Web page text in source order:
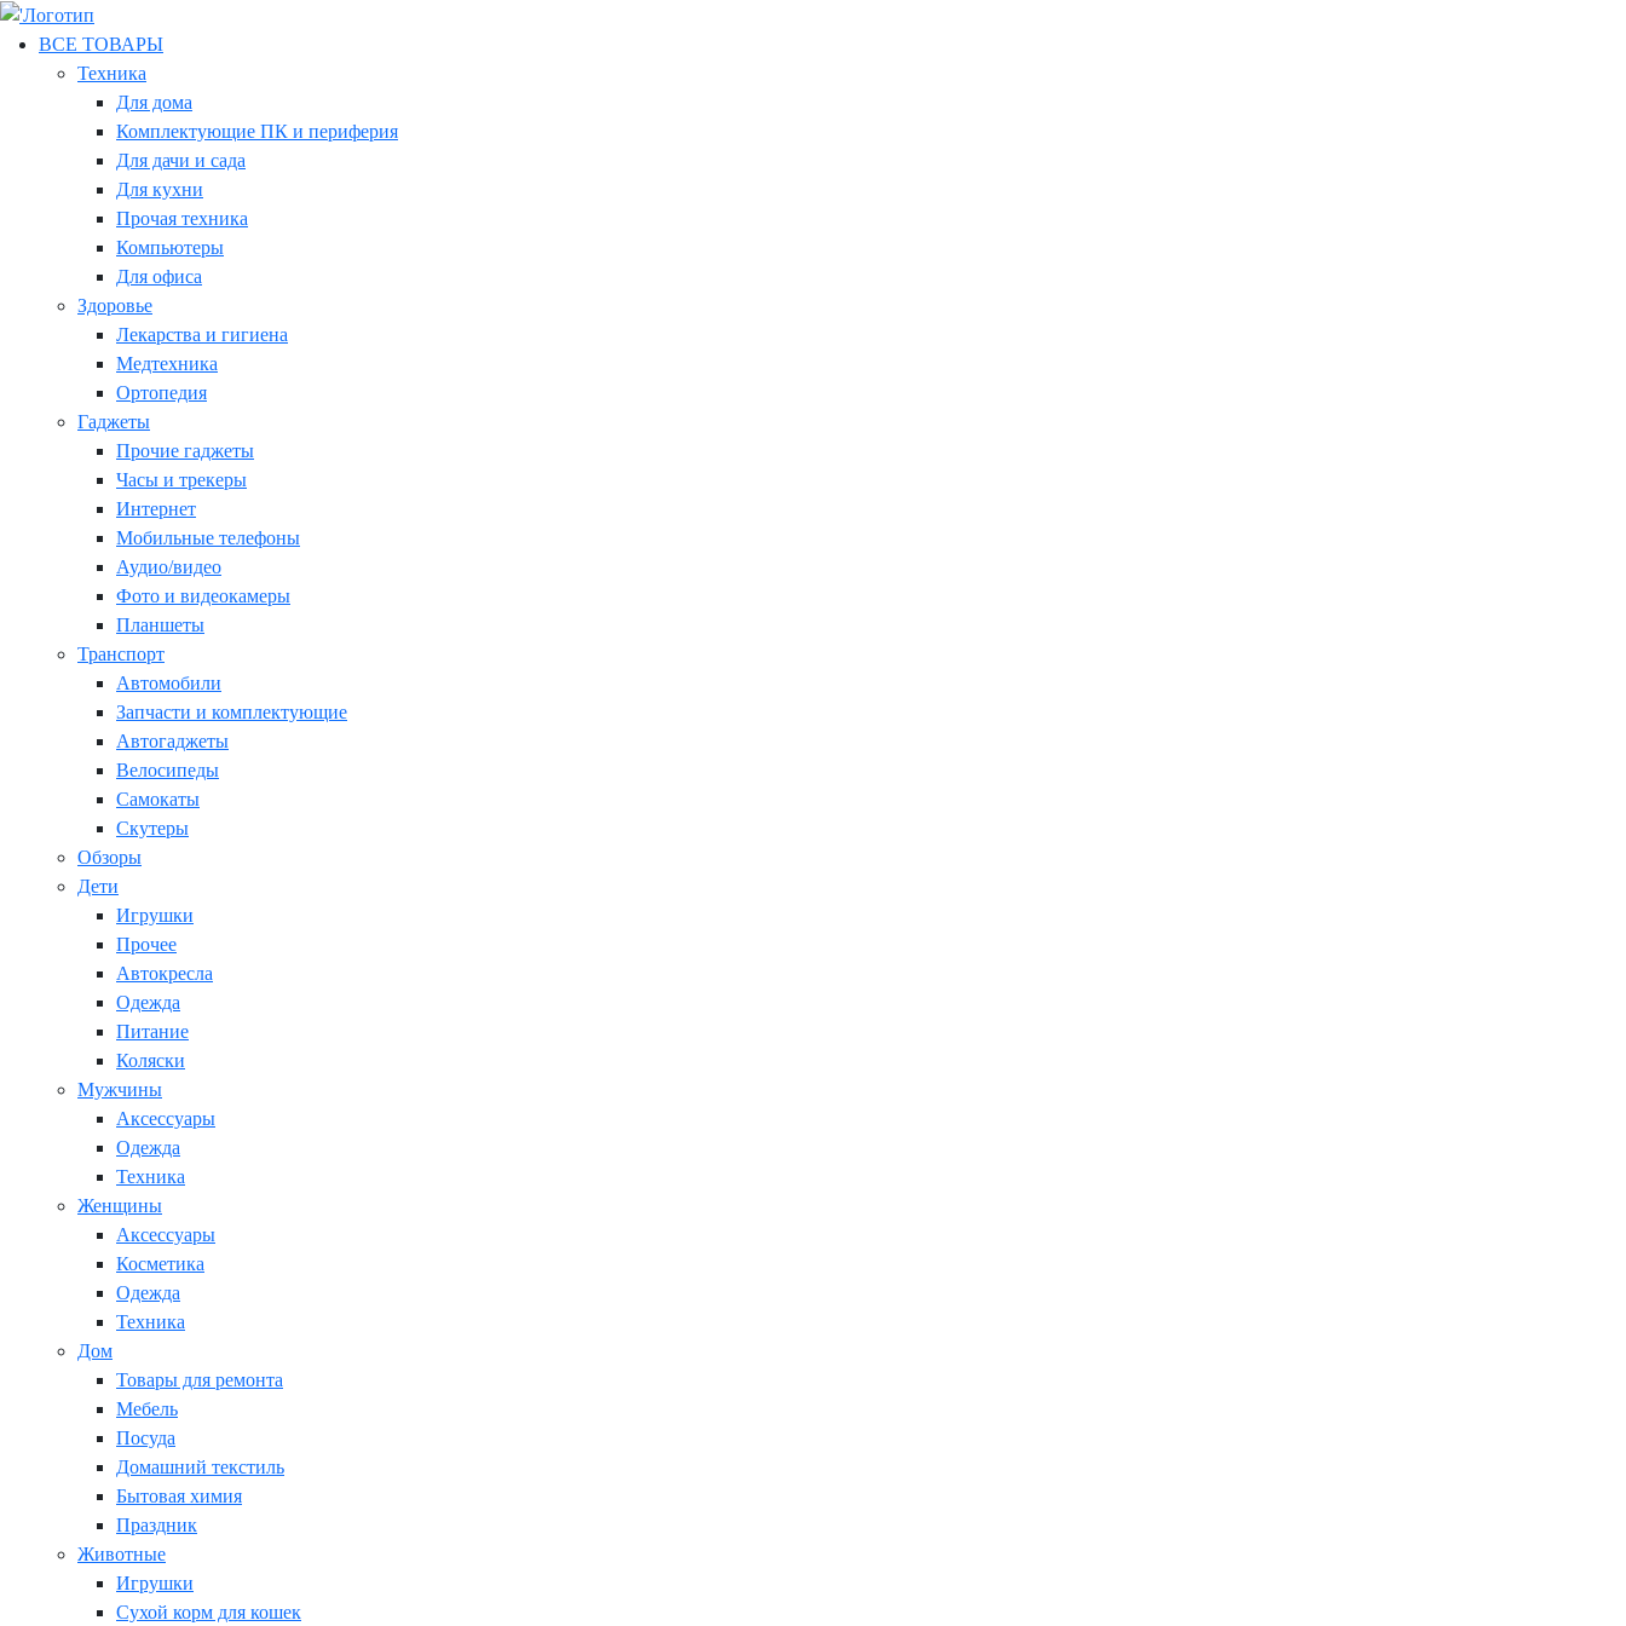
ВСЕ ТОВАРЫ
Техника
Для дома
Комплектующие ПК и периферия
Для дачи и сада
Для кухни
Прочая техника
Компьютеры
Для офиса
Здоровье
Лекарства и гигиена
Медтехника
Ортопедия
Гаджеты
Прочие гаджеты
Часы и трекеры
Интернет
Мобильные телефоны
Аудио/видео
Фото и видеокамеры
Планшеты
Транспорт
Автомобили
Запчасти и комплектующие
Автогаджеты
Велосипеды
Самокаты
Скутеры
Обзоры
Дети
Игрушки
Прочее
Автокресла
Одежда
Питание
Коляски
Мужчины
Аксессуары
Одежда
Техника
Женщины
Аксессуары
Косметика
Одежда
Техника
Дом
Товары для ремонта
Мебель
Посуда
Домашний текстиль
Бытовая химия
Праздник
Животные
Игрушки
Сухой корм для кошек